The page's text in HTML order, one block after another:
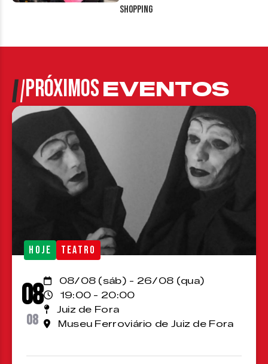
Shopping
PRÓXIMOSEVENTOS
HOJE TEATRO
08
08
08/08 (sáb) - 26/08 (qua)
19:00 - 20:00
Juiz de Fora
Museu Ferroviário de Juiz de Fora